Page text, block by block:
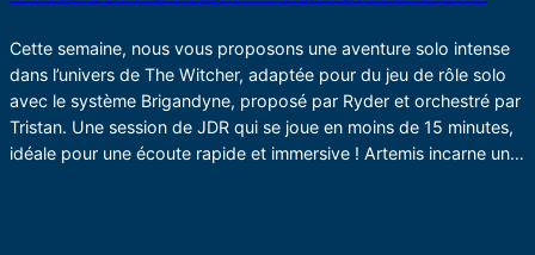
Cette semaine, nous vous proposons une aventure solo intense
dans l’univers de The Witcher, adaptée pour du jeu de rôle solo
avec le système Brigandyne, proposé par Ryder et orchestré par
Tristan. Une session de JDR qui se joue en moins de 15 minutes,
idéale pour une écoute rapide et immersive ! Artemis incarne un…